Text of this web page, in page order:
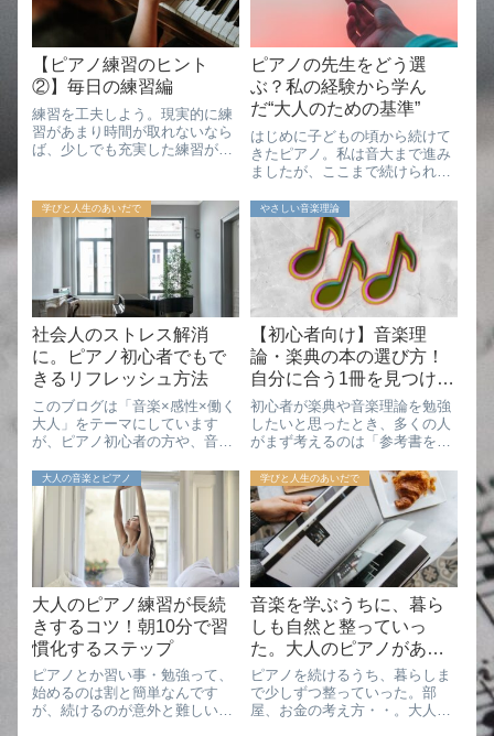
【ピアノ練習のヒント
②】毎日の練習編
練習を工夫しよう。現実的に練
習があまり時間が取れないなら
ば、少しでも充実した練習がで
いきたいと思います。1、弾け
ない箇所から練習する。弾けな
い箇所が分かっている場合は、
そこから練習しま...
ピアノの先生をどう選
ぶ？私の経験から学ん
だ“大人のための基準”
はじめに子どもの頃から続けて
きたピアノ。私は音大まで進み
ましたが、ここまで続けられた
でした。大人になって自分で先
生を探す難しさにも直面し、改
めて自分に会う先生の大切さを
痛感しています。子どもの場合
は、先生や親のリ...
学びと人生のあいだで
社会人のストレス解消
に。ピアノ初心者でもで
きるリフレッシュ方法
このブログは「音楽×感性×働く
大人」をテーマにしています
が、ピアノ初心者の方や、音楽
て綴っています。書き手は、音
大卒・企業勤めをしながら音楽
の学びを続ける、すみれです。
仕事が忙しかったり、職場でち
ょっとしたことが...
やさしい音楽理論
【初心者向け】音楽理
論・楽典の本の選び方！
自分に合う1冊を見つける
コツ
初心者が楽典や音楽理論を勉強
したいと思ったとき、多くの人
がまず考えるのは「参考書を買
ょうか。実際、楽器店や大きな
本屋さんに行くと、音楽理論の
本はかなりたくさん並んでいま
す。また、クラシック系とポピ
ュラー系の本が同...
大人の音楽とピアノ
大人のピアノ練習が長続
きするコツ！朝10分で習
慣化するステップ
ピアノとか習い事・勉強って、
始めるのは割と簡単なんです
が、続けるのが意外と難しいで
学びと人生のあいだで
音楽を学ぶうちに、暮ら
しも自然と整っていっ
た。大人のピアノがある
日常
ピアノを続けるうち、暮らしま
で少しずつ整っていった。部
屋、お金の考え方・・。大人な